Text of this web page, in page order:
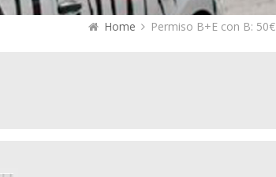
Home Permiso B+E con B: 50€